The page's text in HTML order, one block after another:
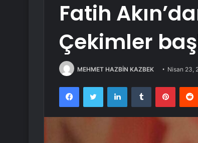
Fatih
Çekimler
MEHMET HAZBİN KAZBEK Nisan 23,
FacebookTwitter LinkedInTumblr